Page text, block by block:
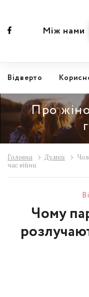
Відвертo
Між нами
Про
Головна Думки
час війни
Чому